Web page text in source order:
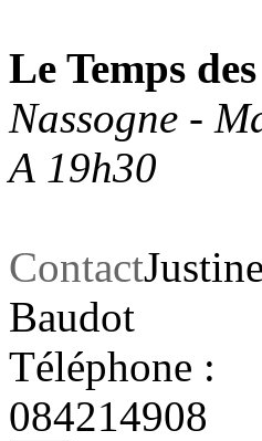
Le Temps
Nassogne -
A 19h30
ContactJustine
Baudot
Téléphone :
084214908